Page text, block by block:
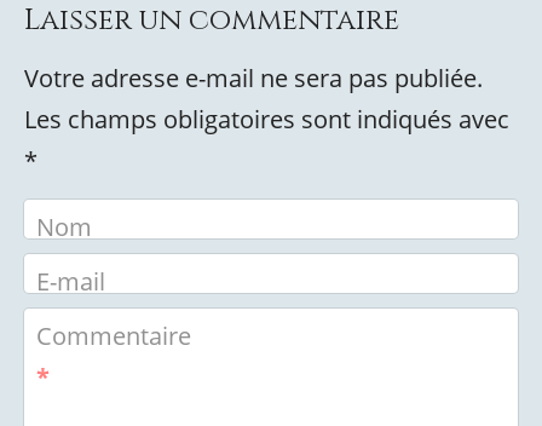
Laisser un commentaire
Votre adresse e-mail ne sera pas publiée.
Les champs obligatoires sont indiqués avec
*
Nom
E-mail
Commentaire
*